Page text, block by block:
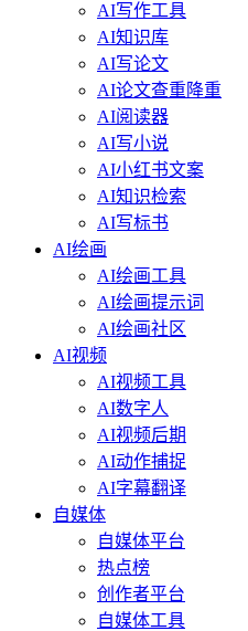
AI写作工具
AI知识库
AI写论文
AI论文查重降重
AI阅读器
AI写小说
AI小红书文案
AI知识检索
AI写标书
AI绘画
AI绘画工具
AI绘画提示词
AI绘画社区
AI视频
AI视频工具
AI数字人
AI视频后期
AI动作捕捉
AI字幕翻译
自媒体
自媒体平台
热点榜
创作者平台
自媒体工具